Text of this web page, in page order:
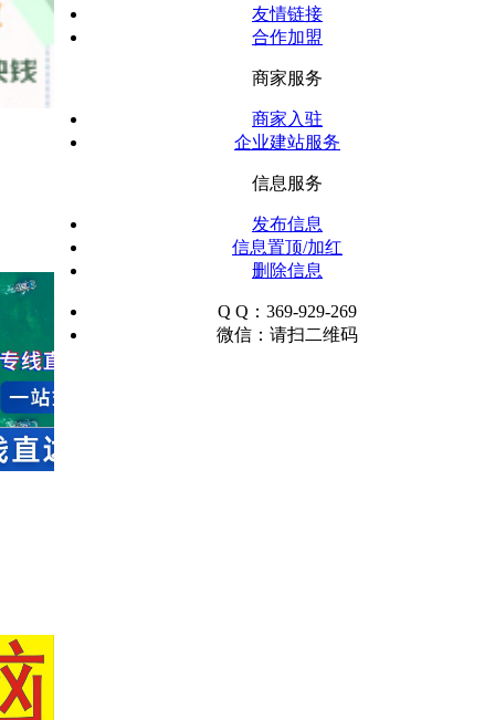
友情链接
合作加盟
商家服务
商家入驻
企业建站服务
信息服务
发布信息
信息置顶/加红
删除信息
Q Q：369-929-269
微信：请扫二维码